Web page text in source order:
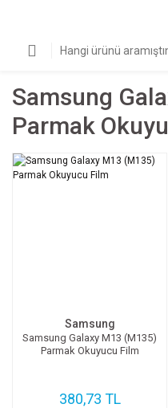
Samsung
Parmak
Samsung
Samsung Galaxy M13 (M135)
Parmak Okuyucu Film
380,73 TL